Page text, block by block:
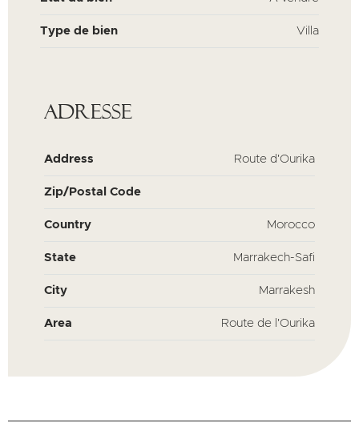
Type de bien Villa
Adresse
Address Route d'Ourika
Zip/Postal Code
Country Morocco
State Marrakech-Safi
City Marrakesh
Area Route de l'Ourika